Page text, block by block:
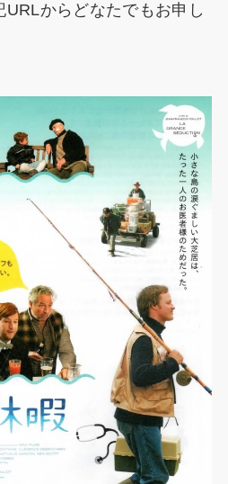
からどなたでもお申し